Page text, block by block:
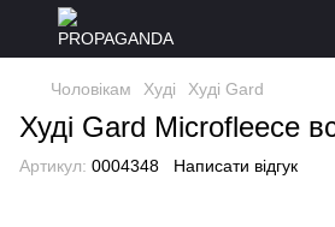
Чоловікам Худі Худі Gard
Худі Gard Microfleece
Артикул: 0004348 Написати відгук